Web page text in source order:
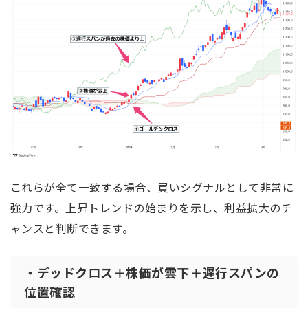
これらが全て一致する場合、買いシグナルとして非常に
強力です。上昇トレンドの始まりを示し、利益拡大のチ
ャンスと判断できます。
・デッドクロス＋株価が雲下＋遅行スパンの
位置確認